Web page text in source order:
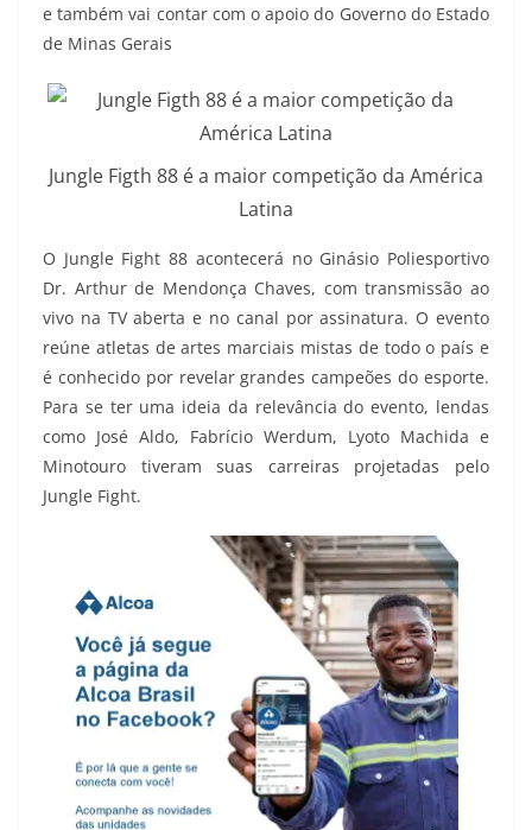
e também vai contar com o apoio do Governo do Estado
de Minas Gerais
Jungle Figth 88 é a maior competição da América
Latina
O Jungle Fight 88 acontecerá no Ginásio Poliesportivo
Dr. Arthur de Mendonça Chaves, com transmissão ao
vivo na TV aberta e no canal por assinatura. O evento
reúne atletas de artes marciais mistas de todo o país e
é conhecido por revelar grandes campeões do esporte.
Para se ter uma ideia da relevância do evento, lendas
como José Aldo, Fabrício Werdum, Lyoto Machida e
Minotouro tiveram suas carreiras projetadas pelo
Jungle Fight.